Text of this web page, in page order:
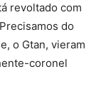
revoltado com
do
o Gtan, vieram
coronel